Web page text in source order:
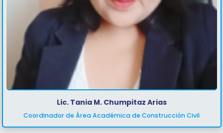
Lic. Tania M. Chumpitaz Arias
Coordinador de Área Académica de Construcción Civil